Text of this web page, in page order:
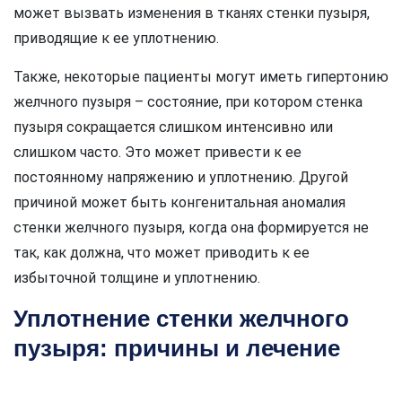
может вызвать изменения в тканях стенки пузыря,
приводящие к ее уплотнению.
Также, некоторые пациенты могут иметь гипертонию
желчного пузыря – состояние, при котором стенка
пузыря сокращается слишком интенсивно или
слишком часто. Это может привести к ее
постоянному напряжению и уплотнению. Другой
причиной может быть конгенитальная аномалия
стенки желчного пузыря, когда она формируется не
так, как должна, что может приводить к ее
избыточной толщине и уплотнению.
Уплотнение стенки желчного
пузыря: причины и лечение